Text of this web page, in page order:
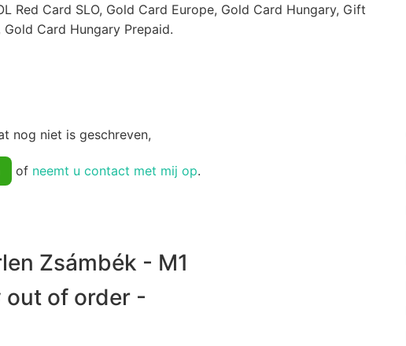
Red Card SLO, Gold Card Europe, Gold Card Hungary, Gift
Card Hungary Prepaid.
nog niet is geschreven,
of neemt u contact met mij op.
Zsámbék - M1
of order -